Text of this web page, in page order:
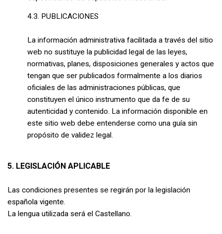
4.3. PUBLICACIONES
La información administrativa facilitada a través del sitio
web no sustituye la publicidad legal de las leyes,
normativas, planes, disposiciones generales y actos que
tengan que ser publicados formalmente a los diarios
oficiales de las administraciones públicas, que
constituyen el único instrumento que da fe de su
autenticidad y contenido. La información disponible en
este sitio web debe entenderse como una guía sin
propósito de validez legal.
5. LEGISLACIÓN APLICABLE
Las condiciones presentes se regirán por la legislación
española vigente.
La lengua utilizada será el Castellano.